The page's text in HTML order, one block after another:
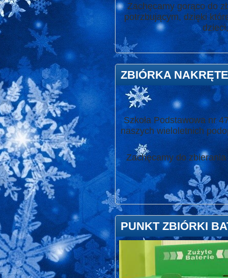
Zachęcamy gorąco do
potrzbującym, dzięki
ZBIÓRKA
Szkoła Podstawowa nr
naszych wieloletnich
Zachęcamy do
PUNKT ZBIÓRKI